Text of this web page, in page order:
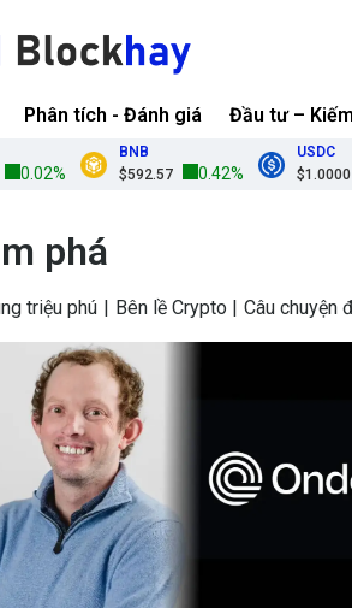
Phân tích - Đánh giá Đầu tư –
BNB
$592.57
0.42%
USDC
$1.0000
phá
triệu phú Bên lề Crypto Câu chuyện